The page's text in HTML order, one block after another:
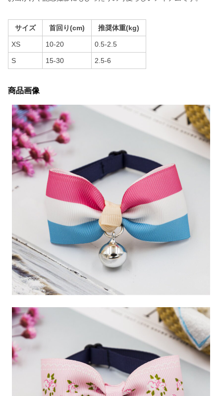
サイズ 首回り(cm) 推奨体重(kg)
XS 10-20 0.5-2.5
S 15-30 2.5-6
商品画像